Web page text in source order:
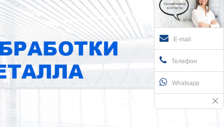
E-mail
Телефон
Whatsapp